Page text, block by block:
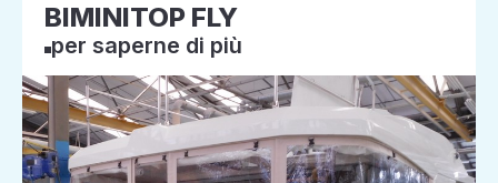
BIMINITOP FLY
per saperne di più